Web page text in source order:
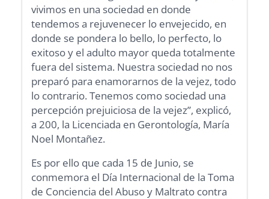
vivimos en una sociedad en donde
tendemos a rejuvenecer lo envejecido, en
donde se pondera lo bello, lo perfecto, lo
exitoso y el adulto mayor queda totalmente
fuera del sistema. Nuestra sociedad no nos
preparó para enamorarnos de la vejez, todo
lo contrario. Tenemos como sociedad una
percepción prejuiciosa de la vejez”, explicó,
a 200, la Licenciada en Gerontología, María
Noel Montañez.
Es por ello que cada 15 de Junio, se
conmemora el Día Internacional de la Toma
de Conciencia del Abuso y Maltrato contra